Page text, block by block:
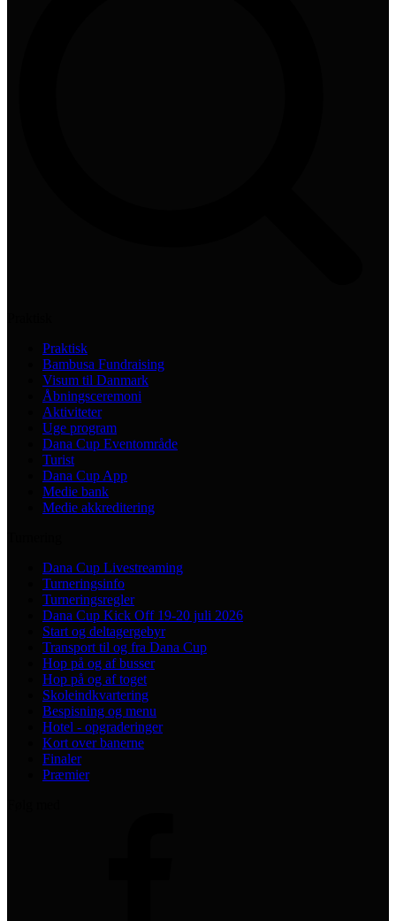
Praktisk
Bambusa Fundraising
Visum til Danmark
Åbningsceremoni
Aktiviteter
Uge program
Dana Cup Eventområde
Turist
Dana Cup App
Medie bank
Medie akkreditering
Dana Cup Livestreaming
Turneringsinfo
Turneringsregler
Dana Cup Kick Off 19-20 juli 2026
Start og deltagergebyr
Transport til og fra Dana Cup
Hop på og af busser
Hop på og af toget
Skoleindkvartering
Bespisning og menu
Hotel - opgraderinger
Kort over banerne
Finaler
Præmier